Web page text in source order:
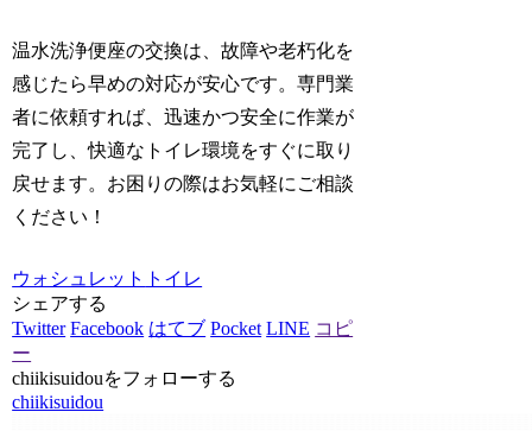
温水洗浄便座の交換は、故障や老朽化を
感じたら早めの対応が安心です。専門業
者に依頼すれば、迅速かつ安全に作業が
完了し、快適なトイレ環境をすぐに取り
戻せます。お困りの際はお気軽にご相談
ください！
ウォシュレット トイレ
シェアする
Twitter Facebook はてブ Pocket LINE コピ
ー
chiikisuidouをフォローする
chiikisuidou